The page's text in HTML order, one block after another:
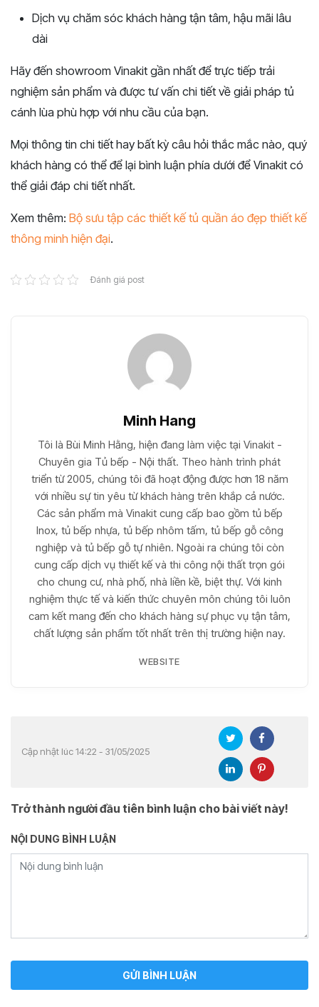
Dịch vụ chăm sóc khách hàng tận tâm, hậu mãi lâu
dài
Hãy đến showroom Vinakit gần nhất để trực tiếp trải
nghiệm sản phẩm và được tư vấn chi tiết về giải pháp tủ
cánh lùa phù hợp với nhu cầu của bạn.
Mọi thông tin chi tiết hay bất kỳ câu hỏi thắc mắc nào, quý
khách hàng có thể để lại bình luận phía dưới để Vinakit có
thể giải đáp chi tiết nhất.
Xem thêm: Bộ sưu tập các thiết kế tủ quần áo đẹp thiết kế
thông minh hiện đại.
Đánh giá post
Minh Hang
Tôi là Bùi Minh Hằng, hiện đang làm việc tại Vinakit -
Chuyên gia Tủ bếp - Nội thất. Theo hành trình phát
triển từ 2005, chúng tôi đã hoạt động được hơn 18 năm
với nhiều sự tin yêu từ khách hàng trên khắp cả nước.
Các sản phẩm mà Vinakit cung cấp bao gồm tủ bếp
Inox, tủ bếp nhựa, tủ bếp nhôm tấm, tủ bếp gỗ công
nghiệp và tủ bếp gỗ tự nhiên. Ngoài ra chúng tôi còn
cung cấp dịch vụ thiết kế và thi công nội thất trọn gói
cho chung cư, nhà phố, nhà liền kề, biệt thự. Với kinh
nghiệm thực tế và kiến thức chuyên môn chúng tôi luôn
cam kết mang đến cho khách hàng sự phục vụ tận tâm,
chất lượng sản phẩm tốt nhất trên thị trường hiện nay.
WEBSITE
Cập nhật lúc 14:22 - 31/05/2025
Trở thành người đầu tiên bình luận cho bài viết này!
NỘI DUNG BÌNH LUẬN